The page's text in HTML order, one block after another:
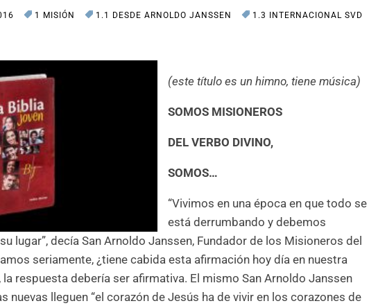
1 MISIÓN 1.1 DESDE ARNOLDO JANSSEN 1.3 INTERNACIONAL SVD
(este título es un himno, tiene música)
SOMOS MISIONEROS
DEL VERBO DIVINO,
SOMOS…
“Vivimos en una época en que todo se
está derrumbando y debemos
lugar”, decía San Arnoldo Janssen, Fundador de los Misioneros del
seriamente, ¿tiene cabida esta afirmación hoy día en nuestra
respuesta debería ser afirmativa. El mismo San Arnoldo Janssen
nuevas lleguen “el corazón de Jesús ha de vivir en los corazones de